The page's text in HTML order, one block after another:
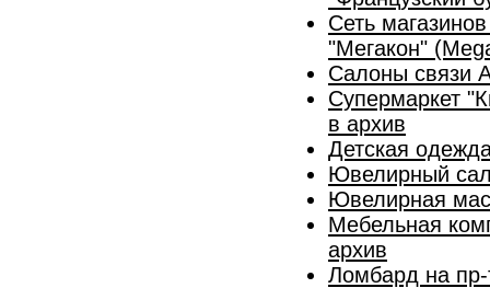
Сеть
"Мегакон"
Салоны связи
Супермаркет
в архив
Детская
Ювелирный
Ювелирная
Мебельная
архив
Ломбард на